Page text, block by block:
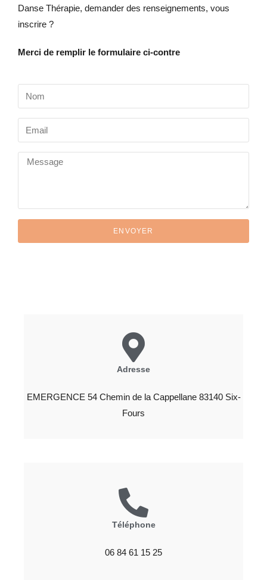
Danse Thérapie, demander des renseignements, vous
inscrire ?
Merci de remplir le formulaire ci-contre
ENVOYER
Adresse
EMERGENCE 54 Chemin de la Cappellane 83140 Six-
Fours
Téléphone
06 84 61 15 25